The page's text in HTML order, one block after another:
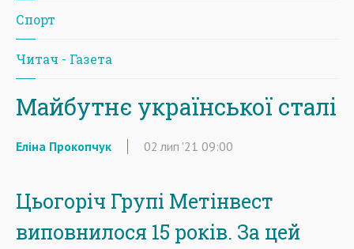
Спорт
Читач - Газета
Майбутнє української сталі
Еліна Прокопчук 02 лип '21 09:00
Цьогоріч Групі Метінвест
виповнилося 15 років. За цей